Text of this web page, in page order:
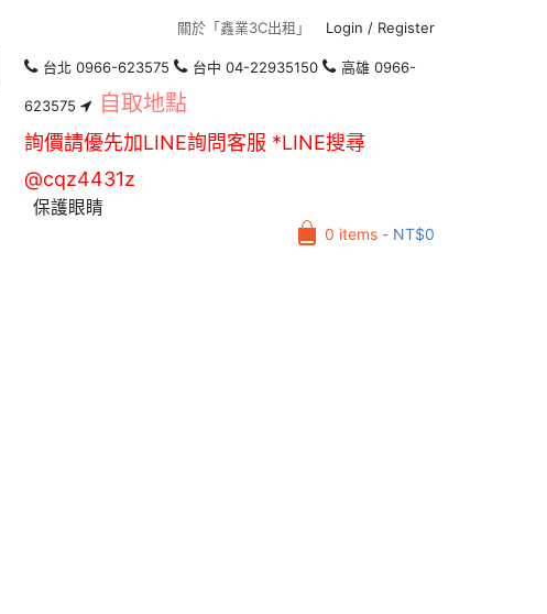
Login / Register
關於「鑫業3C出租」
台北 0966-623575 台中 04-22935150 高雄 0966-
623575 自取地點
詢價請優先加LINE詢問客服 *LINE搜尋
@cqz4431z
保護眼睛
0 items - NT$0